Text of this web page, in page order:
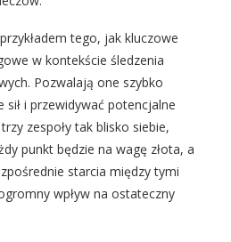
tego, jak kluczowe
w kontekście śledzenia
Pozwalają one szybko
sił i przewidywać potencjalne
zespoły tak blisko siebie,
punkt będzie na wagę złota, a
starcia między tymi
wpływ na ostateczny